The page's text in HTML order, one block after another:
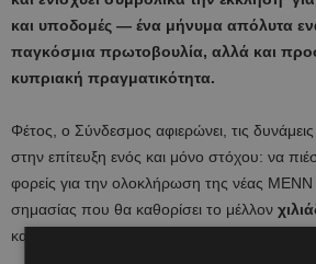
και υποδομές — ένα μήνυμα απόλυτα
παγκόσμια πρωτοβουλία, αλλά και
κυπριακή πραγματικότητα.
Φέτος, ο Σύνδεσμος αφιερώνει, τις δυνάμεις
στην επίτευξη ενός και μόνο στόχου: να
φορείς για την ολοκλήρωση της νέας
σημασίας που θα καθορίσει το μέλλον
και των οικογενειών τους.